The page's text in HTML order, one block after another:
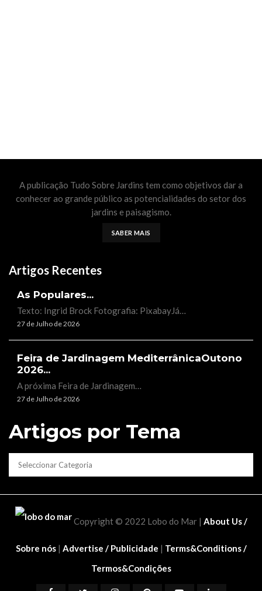
A publicação Tudo Sobre Jardins tem como objetivos dar a
conhecer ao grande público as potencialidades do setor dos
jardins e paisagismo.
SABER MAIS
Artigos Recentes
As Populares...
Texto: Ingrid Brock Fotografia: PixabayJá…
27 de Julho de 2026
Feira de Jardinagem MediterrânicaOutono
2026...
A próxima Feira de Jardinagem…
27 de Julho de 2026
Artigos por Tema
CATEGORIAS
Copyright © 2022 Lobo do Mar | About Us /
Sobre nós| Advertise / Publicidade | Terms&Conditions /
Termos&Condições